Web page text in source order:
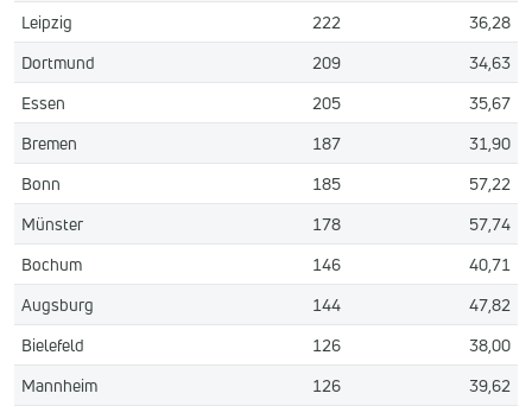
Leipzig
222
36,28
Dortmund
209
34,63
Essen
205
35,67
Bremen
187
31,90
Bonn
185
57,22
Münster
178
57,74
Bochum
146
40,71
Augsburg
144
47,82
Bielefeld
126
38,00
Mannheim
126
39,62